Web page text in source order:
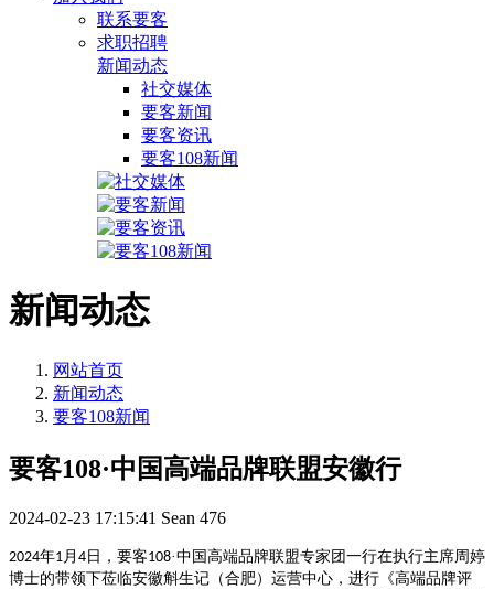
联系要客
求职招聘
新闻动态
社交媒体
要客新闻
要客资讯
要客108新闻
新闻动态
网站首页
新闻动态
要客108新闻
要客108·中国高端品牌联盟安徽行
2024-02-23 17:15:41 Sean 476
2024年1 月 4日，要客108·中国高端品牌联盟专家团一行在执行主席周婷
博士的带领下莅临安徽斛生记（合肥）运营中心，进行《高端品牌评